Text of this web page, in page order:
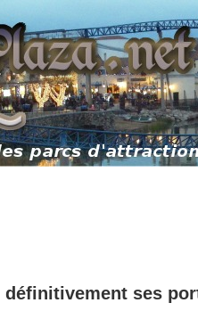
définitivement ses